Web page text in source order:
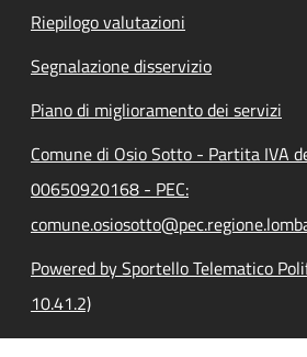
Riepilogo valutazioni
Segnalazione disservizio
Piano di miglioramento dei servizi
Comune di Osio Sotto - Partita IVA
00650920168 - PEC:
Powered by Sportello Telematico
10.41.2)